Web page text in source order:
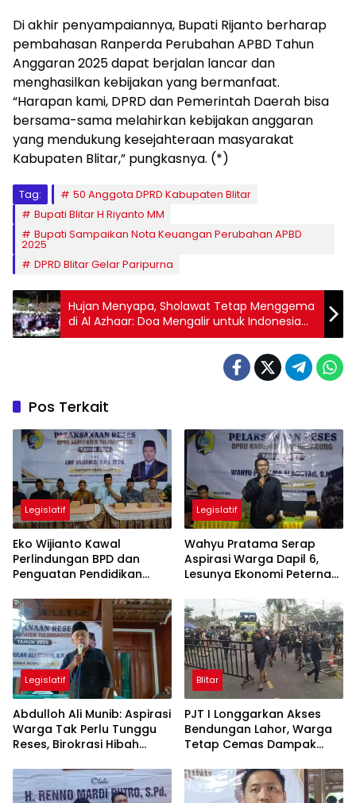
Di akhir penyampaiannya, Bupati Rijanto berharap
pembahasan Ranperda Perubahan APBD Tahun
Anggaran 2025 dapat berjalan lancar dan
menghasilkan kebijakan yang bermanfaat.
“Harapan kami, DPRD dan Pemerintah Daerah bisa
bersama-sama melahirkan kebijakan anggaran
yang mendukung kesejahteraan masyarakat
Kabupaten Blitar,” pungkasnya. (*)
Tag:
50 Anggota DPRD Kabupaten Blitar
Bupati Blitar H Riyanto MM
Bupati Sampaikan Nota Keuangan Perubahan APBD
2025
DPRD Blitar Gelar Paripurna
Hujan Menyapa, Sholawat Tetap Menggema
di Al Azhaar: Doa Mengalir untuk Indonesia
Damai dan Makmur
Pos Terkait
Legislatif
Eko Wijianto Kawal
Perlindungan BPD dan
Penguatan Pendidikan
Legislatif
Wahyu Pratama Serap
Aspirasi Warga Dapil 6,
Lesunya Ekonomi Peternak
Legislatif
Abdulloh Ali Munib: Aspirasi
Warga Tak Perlu Tunggu
Reses, Birokrasi Hibah
Blitar
PJT I Longgarkan Akses
Bendungan Lahor, Warga
Tetap Cemas Dampak
Penutupan Total